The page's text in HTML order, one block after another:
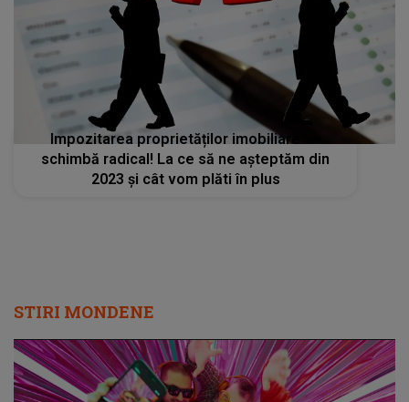
Impozitarea proprietăților imobiliare se
schimbă radical! La ce să ne așteptăm din
2023 și cât vom plăti în plus
STIRI MONDENE